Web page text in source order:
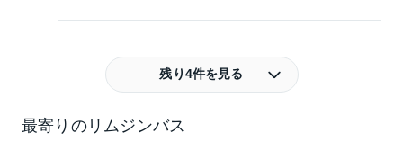
残り4件を見る
最寄りのリムジンバス